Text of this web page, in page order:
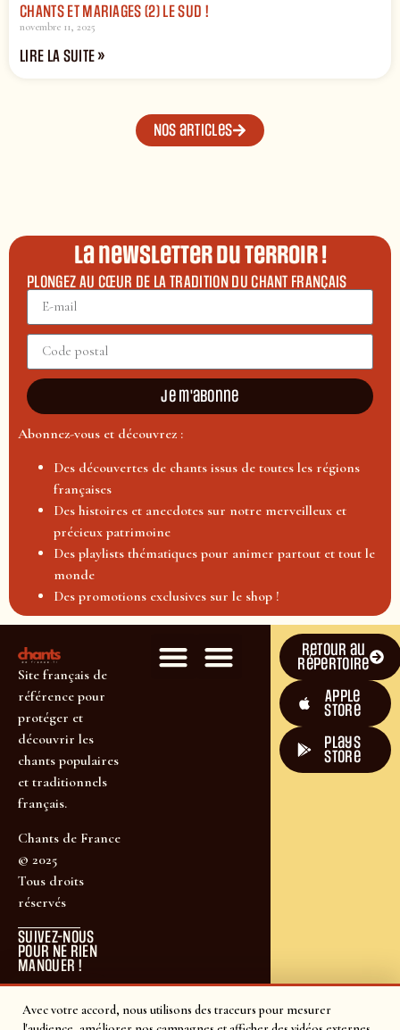
Avec votre accord, nous utilisons des traceurs pour mesurer
CHANTS ET MARIAGES (2) LE SUD !
novembre 11, 2025
LIRE LA SUITE »
Nos articles
La newsletter du terroir !
PLONGEZ AU CŒUR DE LA TRADITION DU CHANT FRANÇAIS
Je m'abonne
Abonnez-vous et découvrez :
Des découvertes de chants issus de toutes les régions
françaises
Des histoires et anecdotes sur notre merveilleux et
précieux patrimoine
Des playlists thématiques pour animer partout et tout le
monde
Des promotions exclusives sur le shop !
Site français de
référence pour
protéger et
découvrir les
chants populaires
et traditionnels
français.
Chants de France
© 2025
Tous droits
réservés
SUIVEZ-NOUS
POUR NE RIEN
MANQUER !
Retour au
répertoire
Apple
Store
plays
store